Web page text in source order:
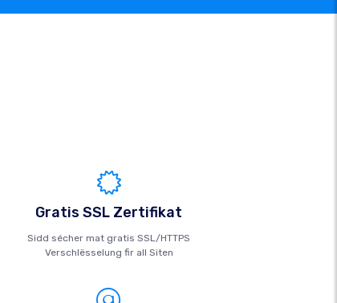
Gratis SSL Zertifikat
Sidd sécher mat gratis SSL/HTTPS
Verschlësselung fir all Siten